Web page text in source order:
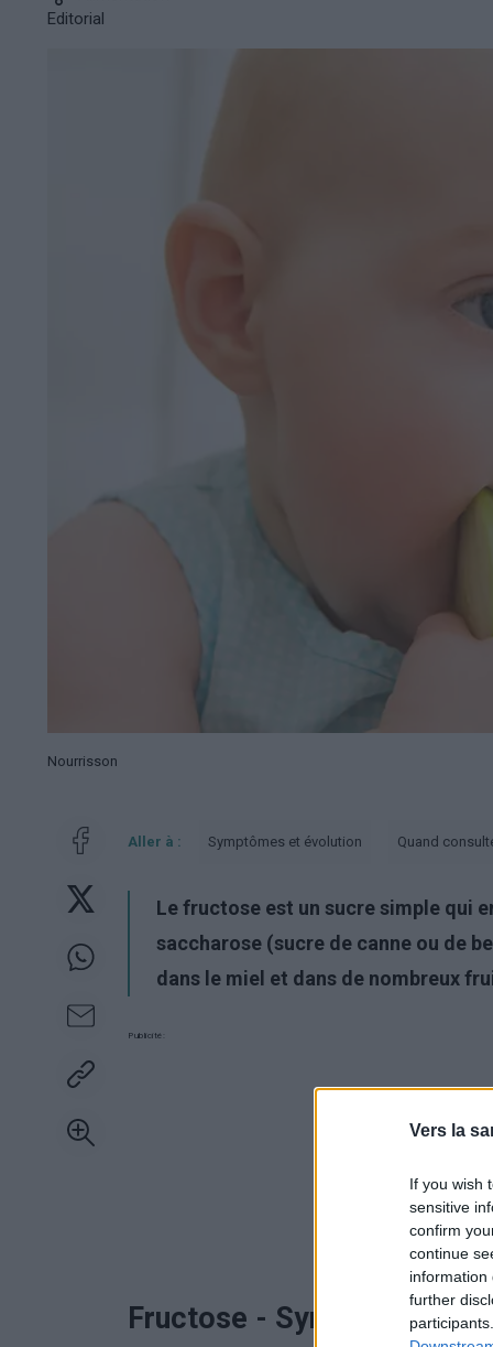
Vers la
If you wish
sensitive
confirm
continue
information
further
Editorial
Nourrisson
Aller à : Symptômes et évolution Quand
Le fructose est un sucre simple qui
saccharose (sucre de canne ou de
dans le miel et dans de nombreux
Publicité:
Fructose - Symptômes et